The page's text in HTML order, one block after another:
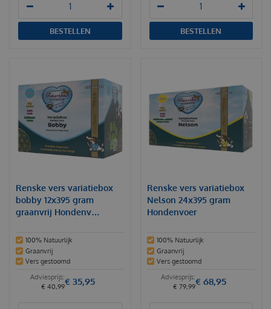
BESTELLEN BESTELLEN
Renske vers variatiebox
bobby 12x395 gram
graanvrij Hondenv…
100% Natuurlijk
Graanvrij
Vers gestoomd
€ 40,99€ 35,95
Renske vers variatiebox
Nelson 24x395 gram
Hondenvoer
100% Natuurlijk
Graanvrij
Vers gestoomd
€ 79,99€ 68,95